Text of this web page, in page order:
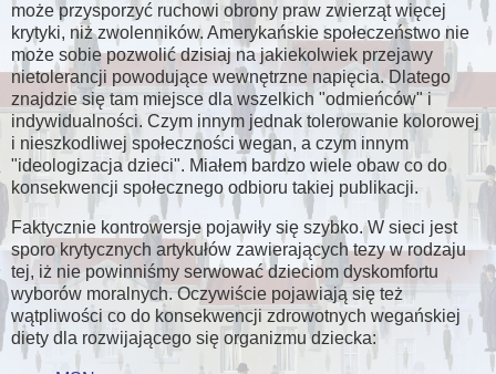
może przysporzyć ruchowi obrony praw zwierząt więcej
krytyki, niż zwolenników. Amerykańskie społeczeństwo nie
może sobie pozwolić dzisiaj na jakiekolwiek przejawy
nietolerancji powodujące wewnętrzne napięcia. Dlatego
znajdzie się tam miejsce dla wszelkich "odmieńców" i
indywidualności. Czym innym jednak tolerowanie kolorowej
i nieszkodliwej społeczności wegan, a czym innym
"ideologizacja dzieci". Miałem bardzo wiele obaw co do
konsekwencji społecznego odbioru takiej publikacji.
Faktycznie kontrowersje pojawiły się szybko. W sieci jest
sporo krytycznych artykułów zawierających tezy w rodzaju
tej, iż nie powinniśmy serwować dzieciom dyskomfortu
wyborów moralnych. Oczywiście pojawiają się też
wątpliwości co do konsekwencji zdrowotnych wegańskiej
diety dla rozwijającego się organizmu dziecka: